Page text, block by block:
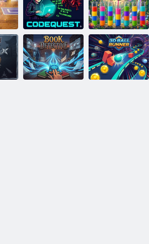
CodeQuest לגנו'ג תורוניצ ןוימ